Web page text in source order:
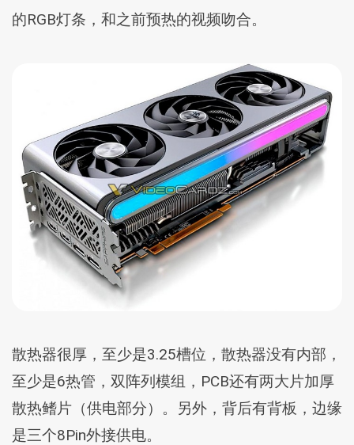
的RGB灯条，和之前预热的视频吻合。
散热器很厚，至少是3.25槽位，散热器没有内部，
至少是6热管，双阵列模组，PCB还有两大片加厚
散热鳍片（供电部分）。另外，背后有背板，边缘
是三个8Pin外接供电。